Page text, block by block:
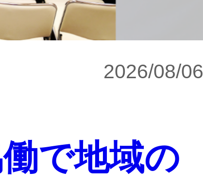
で地域の
2026/08/06